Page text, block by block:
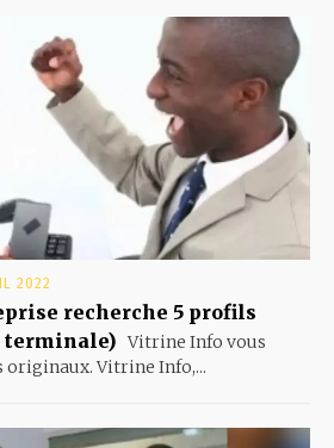
2022
recherche 5 profils
terminale) Vitrine Info vous
originaux. Vitrine Info,...